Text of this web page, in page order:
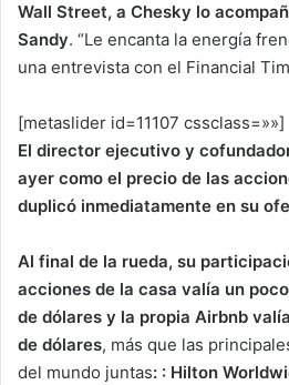
Wall Street, a Chesky lo
Sandy. “Le encanta la energía
una entrevista con el Financial
[metaslider id=11107 cssclass=»»]
El director ejecutivo y
ayer como el precio de las
duplicó inmediatamente en su
Al final de la rueda, su
acciones de la casa valía un
de dólares y la propia Airbnb
de dólares, más que las
del mundo juntas: : Hilton